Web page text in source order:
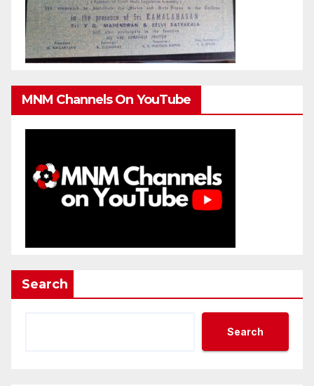
MNM Channels On YouTube
Search
Search